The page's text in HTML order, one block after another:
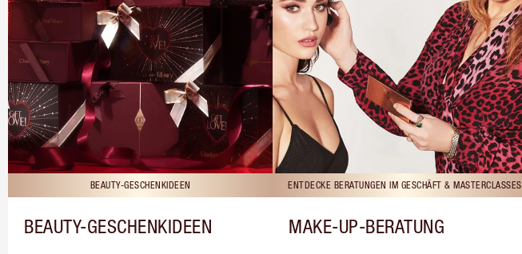
BEAUTY-GESCHENKIDEEN
BEAUTY-GESCHENKIDEEN
ENTDECKE BERATUNGEN IM GESCHÄFT & MASTERCLASSES
MAKE-UP-BERATUNG